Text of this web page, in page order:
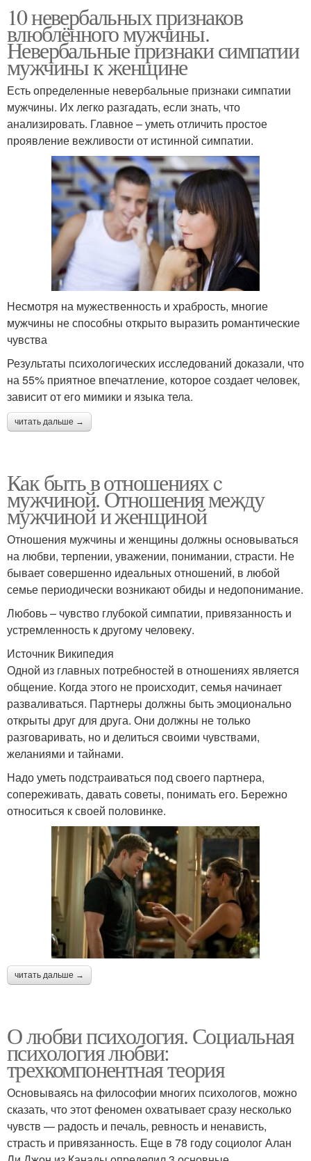
10 невербальных признаков
влюблённого мужчины.
Невербальные признаки симпатии
мужчины к женщине
Есть определенные невербальные признаки симпатии
мужчины. Их легко разгадать, если знать, что
анализировать. Главное – уметь отличить простое
проявление вежливости от истинной симпатии.
Несмотря на мужественность и храбрость, многие
мужчины не способны открыто выразить романтические
чувства
Результаты психологических исследований доказали, что
на 55% приятное впечатление, которое создает человек,
зависит от его мимики и языка тела.
читать дальше →
Как быть в отношениях c
мужчиной. Отношения между
мужчиной и женщиной
Отношения мужчины и женщины должны основываться
на любви, терпении, уважении, понимании, страсти. Не
бывает совершенно идеальных отношений, в любой
семье периодически возникают обиды и недопонимание.
Любовь – чувство глубокой симпатии, привязанность и
устремленность к другому человеку.
Источник Википедия
Одной из главных потребностей в отношениях является
общение. Когда этого не происходит, семья начинает
разваливаться. Партнеры должны быть эмоционально
открыты друг для друга. Они должны не только
разговаривать, но и делиться своими чувствами,
желаниями и тайнами.
Надо уметь подстраиваться под своего партнера,
сопереживать, давать советы, понимать его. Бережно
относиться к своей половинке.
читать дальше →
О любви психология. Социальная
психология любви:
трехкомпонентная теория
Основываясь на философии многих психологов, можно
сказать, что этот феномен охватывает сразу несколько
чувств — радость и печаль, ревность и ненависть,
страсть и привязанность. Еще в 78 году социолог Алан